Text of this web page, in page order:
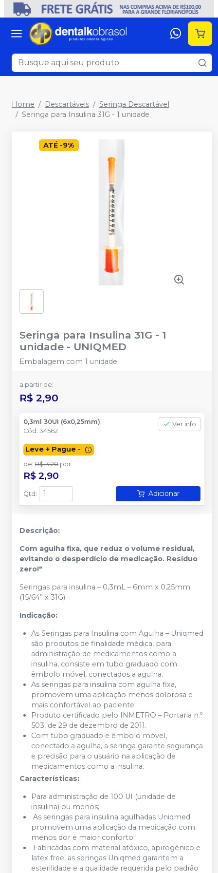
Home Descartáveis
Seringa Descartável
Seringa para Insulina 31G - 1 unidade
ATÉ -9%
Seringa para Insulina 31G - 1
unidade - UNIQMED
Embalagem com 1 unidade.
a partir de:
R$ 2,90
0,3ml 30UI (6x0,25mm)
Cód. 34562
Ver info
Leve + Pague -
de: R$ 3,20 por:
R$ 2,90
Qtd: Adicionar
Descrição:
Com agulha fixa, que reduz o volume residual,
evitando o desperdício de medicação. Resíduo
zero!"
Seringas para insulina – 0,3mL – 6mm x 0,25mm
(15/64” x 31G)
Indicação:
As Seringas para Insulina com Agulha – Uniqmed
são produtos de finalidade médica, para
administração de medicamentos como a
insulina, consiste em tubo graduado com
êmbolo móvel, conectados a agulha.
As seringas para insulina com agulha fixa,
promovem uma aplicação menos dolorosa e
mais confortável ao paciente.
Produto certificado pelo INMETRO – Portaria n.º
503, de 29 de dezembro de 2011.
Com tubo graduado e êmbolo móvel,
conectado a agulha, a seringa garante segurança
e precisão para o usuário na aplicação de
medicamentos como a insulina.
Características:
Para administração de 100 UI (unidade de
insulina) ou menos;
As seringas para insulina agulhadas Uniqmed
promovem uma aplicação da medicação com
menos dor e maior conforto;
Fabricadas com material atóxico, apirogênico e
latex free, as seringas Uniqmed garantem a
esterilidade e a qualidade requerida pelo padrão